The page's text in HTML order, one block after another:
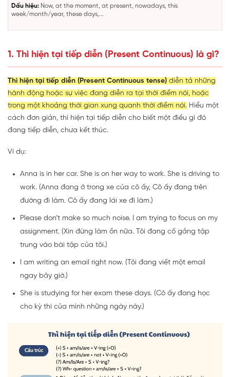
Dấu hiệu: Now, at the moment, at present, nowadays, this
week/month/year, these days,...
1. Thì hiện tại tiếp diễn (Present Continuous) là gì?
Thì hiện tại tiếp diễn (Present Continuous tense) diễn tả những
hành động hoặc sự việc đang diễn ra tại thời điểm nói, hoặc
trong một khoảng thời gian xung quanh thời điểm nói. Hiểu một
cách đơn giản, thì hiện tại tiếp diễn cho biết một điều gì đó
đang tiếp diễn, chưa kết thúc.
Ví dụ:
Anna is in her car. She is on her way to work. She is driving to
work. (Anna đang ở trong xe của cô ấy, Cô ấy đang trên
đường đi làm. Cô ấy đang lái xe đi làm.)
Please don’t make so much noise. I am trying to focus on my
assignment. (Xin đừng làm ồn nữa. Tôi đang cố gắng tập
trung vào bài tập của tôi.)
I am writing an email right now. (Tôi đang viết một email
ngay bây giờ.)
She is studying for her exam these days. (Cô ấy đang học
cho kỳ thi của mình những ngày này.)